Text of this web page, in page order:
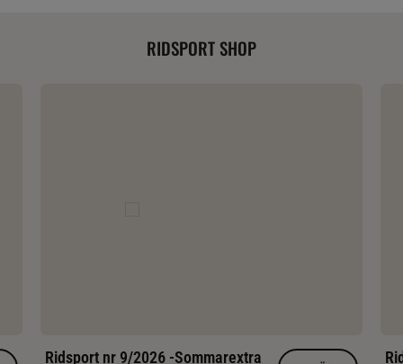
RIDSPORT SHOP
Ridsport nr 9/2026 -Sommarextra